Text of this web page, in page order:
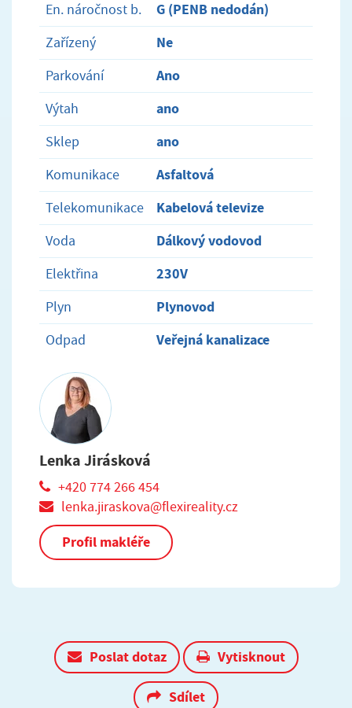
En. náročnost b. G (PENB nedodán)
Zařízený Ne
Parkování Ano
Výtah ano
Sklep ano
Komunikace Asfaltová
Telekomunikace Kabelová televize
Voda Dálkový vodovod
Elektřina 230V
Plyn Plynovod
Odpad Veřejná kanalizace
Lenka Jirásková
+420 774 266 454
lenka.jiraskova@flexireality.cz
Profil makléře
Poslat dotaz Vytisknout
Sdílet